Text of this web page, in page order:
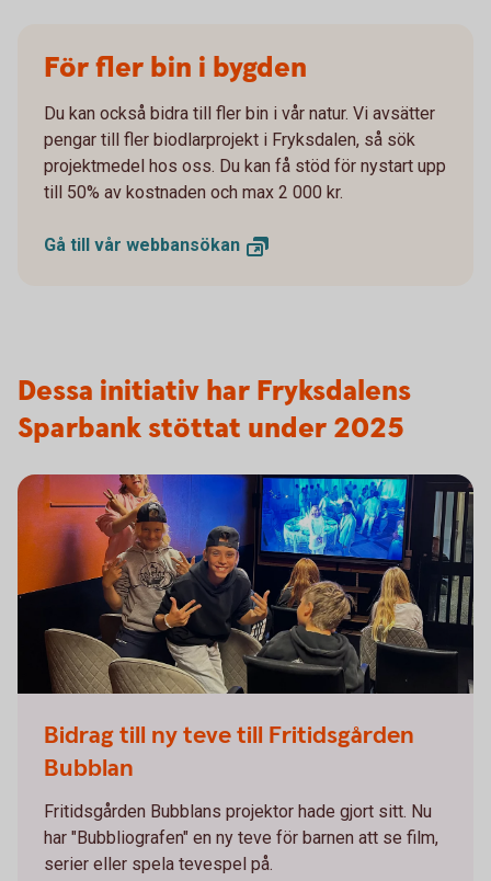
För fler bin i bygden
Du kan också bidra till fler bin i vår natur. Vi avsätter
pengar till fler biodlarprojekt i Fryksdalen, så sök
projektmedel hos oss. Du kan få stöd för nystart upp
till 50% av kostnaden och max 2 000 kr.
Gå till vår webbansökan
Dessa initiativ har Fryksdalens
Sparbank stöttat under 2025
Bidrag till ny teve till Fritidsgården
Bubblan
Fritidsgården Bubblans projektor hade gjort sitt. Nu
har "Bubbliografen" en ny teve för barnen att se film,
serier eller spela tevespel på.